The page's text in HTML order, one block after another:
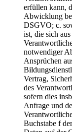
erfüllen kann,
Abwicklung
DSGVO; c.
ist, die sich
notwendiger
Ansprüchen
Vertrag,
des
sofern dies
Anfrage und
Buchstabe f